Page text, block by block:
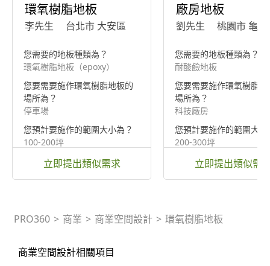
環氧樹脂地板
李先生 台北市 大安區
您需要的地板種類為？
環氧樹脂地板（epoxy）
您要需要施作環氧樹脂地板的
場所為？
停車場
您預計要施作的範圍大小為？
100-200坪
立即提出類似需求
廠房地板
劉先生 桃園市 龜山
您需要的地板種類為？
耐酸鹼地板
您要需要施作環氧樹脂地
場所為？
科技廠房
您預計要施作的範圍大小
200-300坪
立即提出類似需
PRO360 > 商業 > 商業空間設計 > 環氧樹脂地板
商業空間設計相關項目